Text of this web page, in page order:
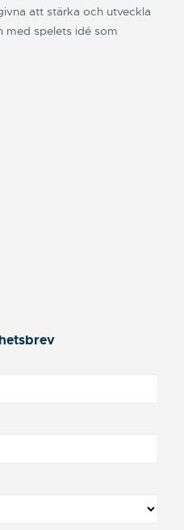
att stärka och utveckla
med spelets idé som